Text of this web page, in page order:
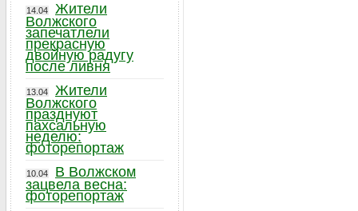
14.04
Жители
Волжского
запечатлели
прекрасную
двойную радугу
после ливня
13.04
Жители
Волжского
празднуют
пахсальную
неделю:
фоторепортаж
10.04
В Волжском
зацвела весна:
фоторепортаж